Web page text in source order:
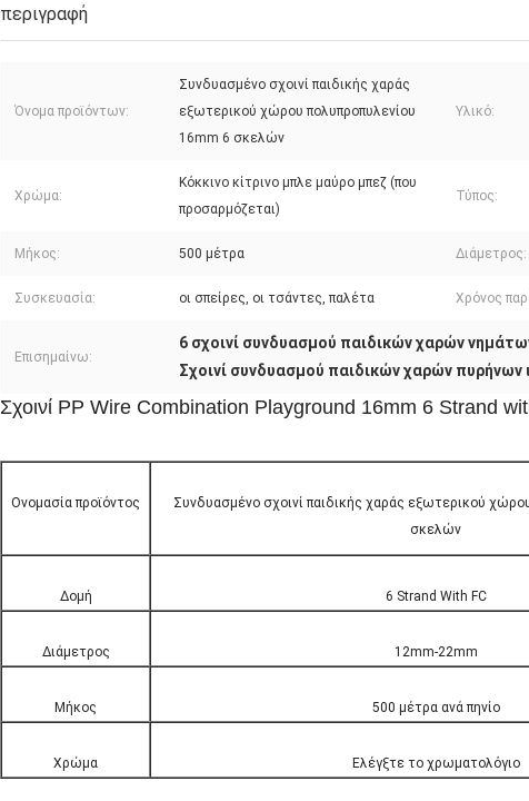
περιγραφή
Όνομα προϊόντων:
Συνδυασμένο σχοινί παιδικής χαράς
εξωτερικού χώρου πολυπροπυλενίου
16mm 6 σκελών
Υλικό:
Χρώμα:
Κόκκινο κίτρινο μπλε μαύρο μπεζ (που
προσαρμόζεται)
Τύπος:
Μήκος: 500 μέτρα Διάμετρος:
Συσκευασία: οι σπείρες, οι τσάντες, παλέτα Χρόνος
Επισημαίνω:
6 σχοινί συνδυασμού παιδικών χαρών
Σχοινί συνδυασμού παιδικών χαρών πυρήνων
Σχοινί PP Wire Combination Playground 16mm 6 Strand
Ονομασία προϊόντος
Συνδυασμένο σχοινί παιδικής χαράς εξωτερικού
σκελών
Δομή 6 Strand With FC
Διάμετρος 12mm-22mm
Μήκος 500 μέτρα ανά πηνίο
Χρώμα Ελέγξτε το χρωματολόγιο